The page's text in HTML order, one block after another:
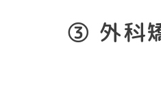
③ 外科